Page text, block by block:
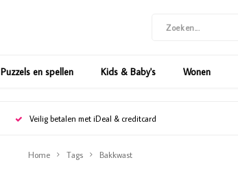
Puzzels en spellen Kids & Baby's Wonen
Veilig betalen met iDeal & creditcard
Home Tags Bakkwast